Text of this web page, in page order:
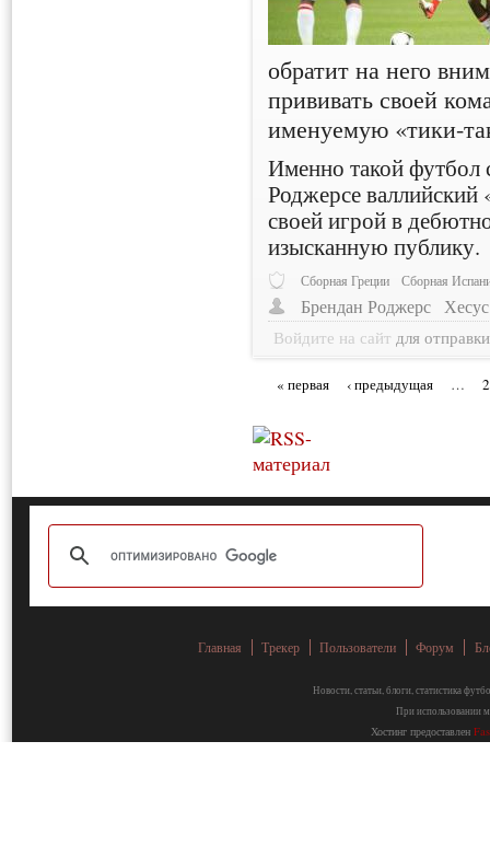
обратит на него
прививать своей
именуемую «тики-
Именно такой футбол
Роджерсе валлийский
своей игрой в
изысканную публику.
Сборная Греции Сборная
Брендан Роджерс
Войдите на сайт для
« первая ‹ предыдущая … 2
Главная Трекер Пользователи Форум
Новости, статьи, блоги, статистика
При использовании
Хостинг предоставлен